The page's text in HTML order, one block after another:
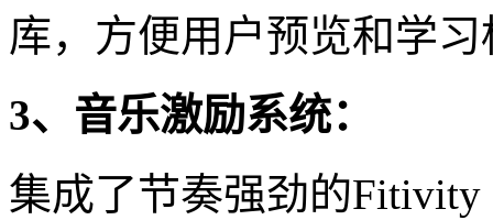
库，方便用户预览和学
3、音乐激励系统：
集成了节奏强劲的